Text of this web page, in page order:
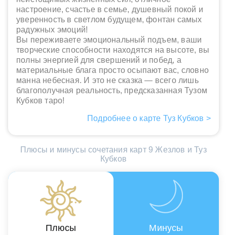
настроение, счастье в семье, душевный покой и
уверенность в светлом будущем, фонтан самых
радужных эмоций!
Вы переживаете эмоциональный подъем, ваши
творческие способности находятся на высоте, вы
полны энергией для свершений и побед, а
материальные блага просто осыпают вас, словно
манна небесная. И это не сказка — всего лишь
благополучная реальность, предсказанная Тузом
Кубков таро!
Подробнее о карте Туз Кубков >
Плюсы и минусы сочетания карт 9 Жезлов и Туз
Кубков
Плюсы Минусы